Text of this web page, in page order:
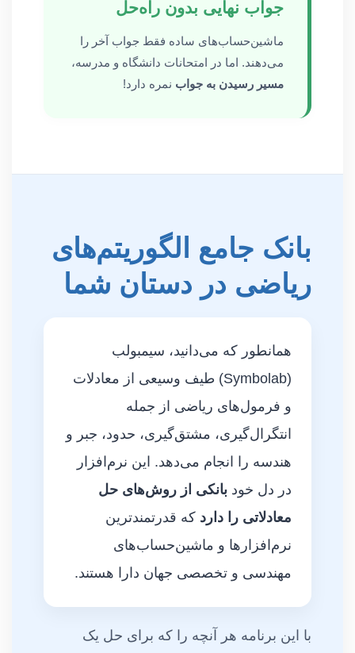
جواب نهایی بدون راه‌حل
ماشین‌حساب‌های ساده فقط جواب آخر را
می‌دهند. اما در امتحانات دانشگاه و مدرسه،
مسیر رسیدن به جواب نمره دارد!
بانک جامع الگوریتم‌های
ریاضی در دستان شما
همانطور که می‌دانید، سیمبولب
(Symbolab) طیف وسیعی از معادلات
و فرمول‌های ریاضی از جمله
انتگرال‌گیری، مشتق‌گیری، حدود، جبر و
هندسه را انجام می‌دهد. این نرم‌افزار
در دل خود بانکی از روش‌های حل
معادلاتی را دارد که قدرتمندترین
نرم‌افزارها و ماشین‌حساب‌های
مهندسی و تخصصی جهان دارا هستند.
با این برنامه هر آنچه را که برای حل یک